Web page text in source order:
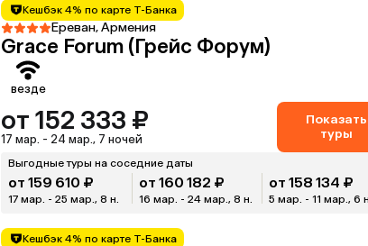
Кешбэк 4% по карте Т-Банка
Ереван, Армения
Grace Forum (Грейс Форум)
везде
от 152 333 ₽
17 мар. - 24 мар., 7 ночей
Показать
туры
Выгодные туры на соседние даты
от 159 610 ₽
17 мар. - 25 мар., 8 н.
от 160 182 ₽
16 мар. - 24 мар., 8 н.
от 158 134 ₽
5 мар. - 11 мар., 6
Кешбэк 4% по карте Т-Банка